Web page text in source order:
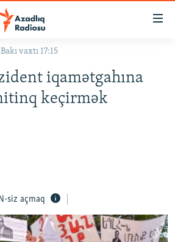
vaxtı 17:15
iqamətgahına
keçirmək
siz açmaq